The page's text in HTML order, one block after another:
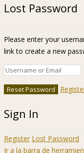
Lost Password
Please enter your
link to create a new
Sign In
Register Lost Password
Ir a la barra de